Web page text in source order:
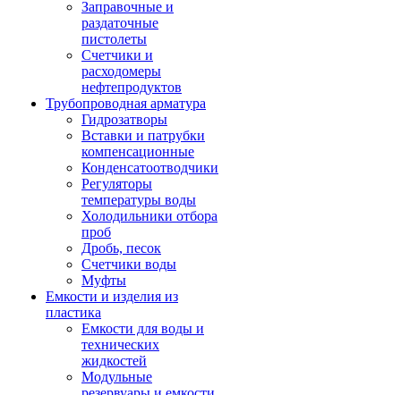
Заправочные и
раздаточные
пистолеты
Счетчики и
расходомеры
нефтепродуктов
Трубопроводная арматура
Гидрозатворы
Вставки и патрубки
компенсационные
Конденсатоотводчики
Регуляторы
температуры воды
Холодильники отбора
проб
Дробь, песок
Счетчики воды
Муфты
Емкости и изделия из
пластика
Емкости для воды и
технических
жидкостей
Модульные